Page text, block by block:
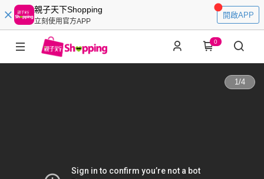
親子天下Shopping
立刻使用官方APP
開啟APP
0
1/4